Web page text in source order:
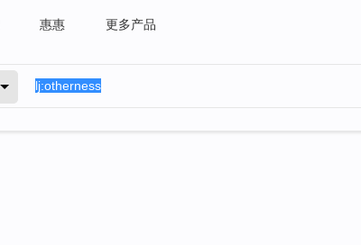
惠惠 更多产品